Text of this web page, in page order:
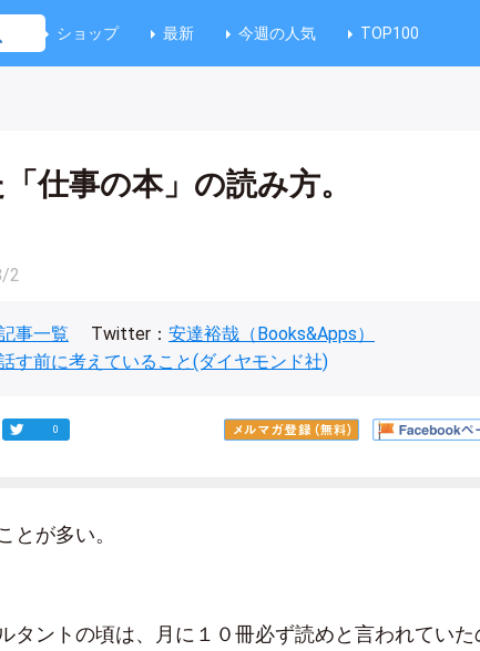
ショップ 最新 今週の人気 TOP100
仕事の本」の読み方。
2
事一覧 Twitter： 安達裕哉（Books&Apps）
す前に考えていること(ダイヤモンド社)
0
とが多い。
タントの頃は、月に１０冊必ず読めと言われていた